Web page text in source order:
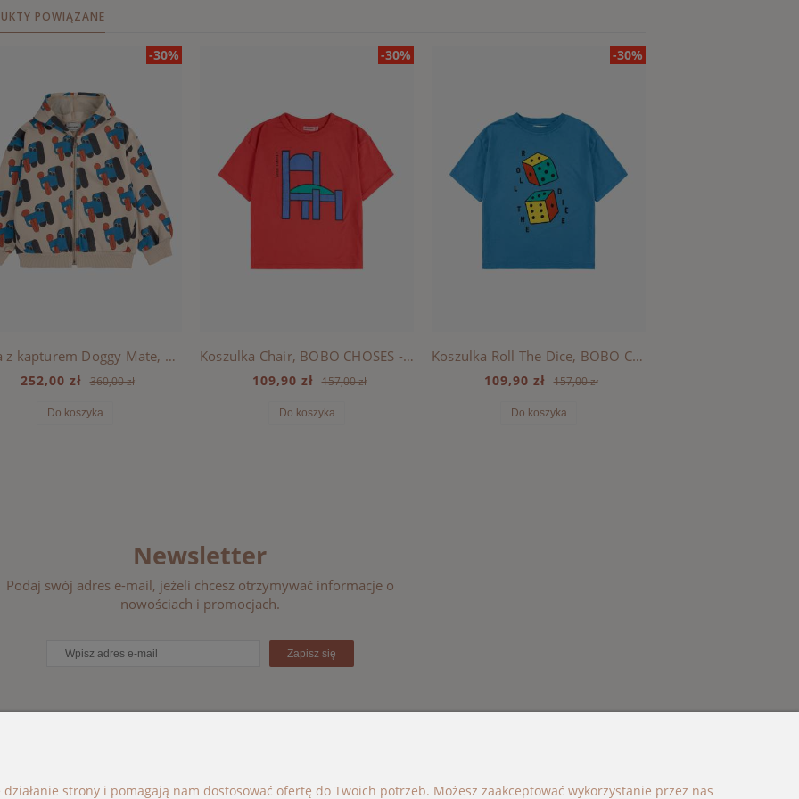
POWIĄZANE
-30%
Bluza z kapturem Doggy Mate, BOBO CHOSES - OFFWHITE
252,00 zł 360,00 zł
Do koszyka
-30%
Koszulka Chair, BOBO CHOSES - RED
109,90 zł 157,00 zł
Do koszyka
-30%
Koszulka Roll The Dice, BOBO CHOSES - BLUE
109,90 zł 157,00 zł
Do koszyka
Newsletter
Podaj swój adres e-mail, jeżeli chcesz otrzymywać informacje o
nowościach i promocjach.
Zapisz się
strony i pomagają nam dostosować ofertę do Twoich potrzeb. Możesz zaakceptować wykorzystanie przez nas